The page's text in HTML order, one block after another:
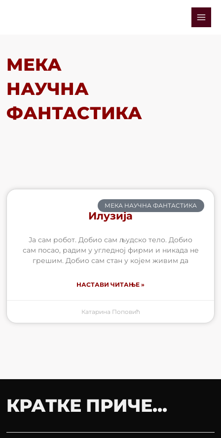
Main
МЕКА
НАУЧНА
ФАНТАСТИКА
МЕКА НАУЧНА ФАНТАСТИКА
Илузија
Ја сам робот. Добио сам људско тело. Добио
сам посао, радим у угледној фирми и никада не
грешим. Добио сам стан у којем живим да
НАСТАВИ ЧИТАЊЕ »
Катарина Поповић
КРАТКЕ ПРИЧЕ...